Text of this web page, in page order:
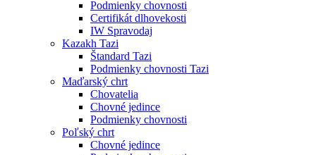
Podmienky chovnosti
Certifikát dlhovekosti
IW Spravodaj
Kazakh Tazi
Štandard Tazi
Podmienky chovnosti Tazi
Maďarský chrt
Chovatelia
Chovné jedince
Podmienky chovnosti
Poľský chrt
Chovné jedince